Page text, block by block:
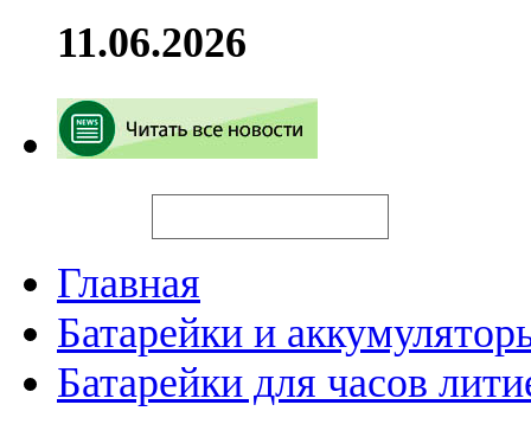
11.06.2026
Главная
Батарейки и
Батарейки для часов